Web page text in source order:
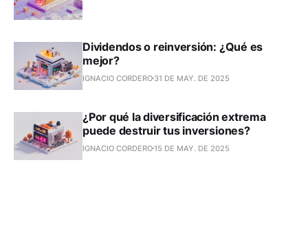
Dividendos o reinversión: ¿Qué es
mejor?
IGNACIO CORDERO 31 DE MAY. DE 2025
¿Por qué la diversificación extrema
puede destruir tus inversiones?
IGNACIO CORDERO15 DE MAY. DE 2025